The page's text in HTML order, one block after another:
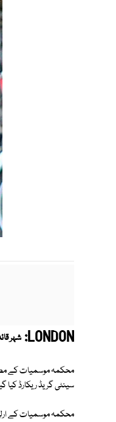
LONDON: شہر قائد میں ہفتے کے
سینٹی گریڈ ریکارڈ کیا
محکمہ موسمیات کے